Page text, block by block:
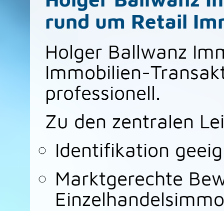
rund um Retail
Holger Ballwanz
Immobilien-
professionell.
Zu den zentralen
Identifikation
Marktgerechte